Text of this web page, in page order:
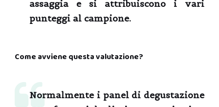
assaggia e si attribuiscono i vari
punteggi al campione.
Come avviene questa valutazione?
Normalmente i panel di degustazione